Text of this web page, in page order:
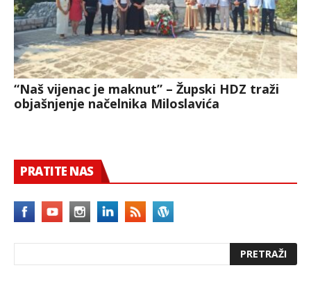
“Naš vijenac je maknut” – Župski HDZ traži
objašnjenje načelnika Miloslavića
PRATITE NAS